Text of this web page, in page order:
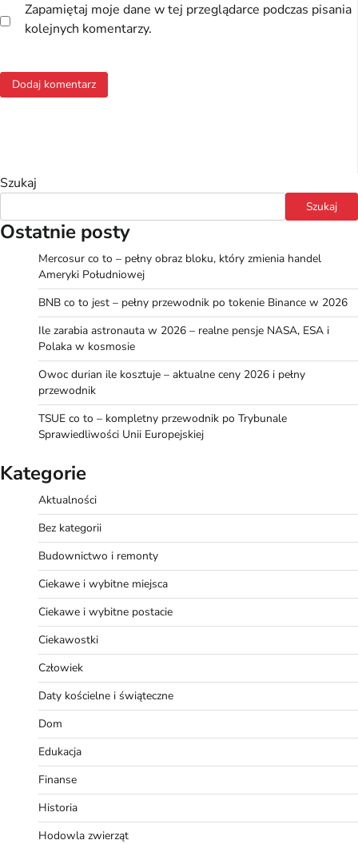
Zapamiętaj moje dane w tej przeglądarce podczas pisania
kolejnych komentarzy.
Szukaj
Szukaj
Ostatnie posty
Mercosur co to – pełny obraz bloku, który zmienia handel
Ameryki Południowej
BNB co to jest – pełny przewodnik po tokenie Binance w 2026
Ile zarabia astronauta w 2026 – realne pensje NASA, ESA i
Polaka w kosmosie
Owoc durian ile kosztuje – aktualne ceny 2026 i pełny
przewodnik
TSUE co to – kompletny przewodnik po Trybunale
Sprawiedliwości Unii Europejskiej
Kategorie
Aktualności
Bez kategorii
Budownictwo i remonty
Ciekawe i wybitne miejsca
Ciekawe i wybitne postacie
Ciekawostki
Człowiek
Daty kościelne i świąteczne
Dom
Edukacja
Finanse
Historia
Hodowla zwierząt